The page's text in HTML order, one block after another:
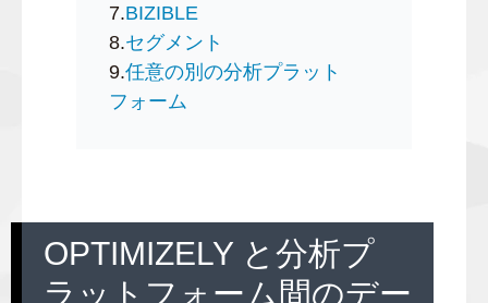
7.BIZIBLE
8.セグメント
9.任意の別の分析プラット
フォーム
OPTIMIZELY と分析プ
ラットフォーム間のデー